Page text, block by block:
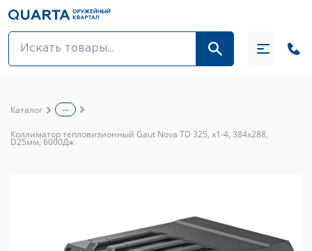
Оптовикам
Средства для ухода за оружием
Каталог ...
Коллиматор тепловизионный Gaut Nova TD 325, x1-4, 384х288,
D25мм, 6000Дж